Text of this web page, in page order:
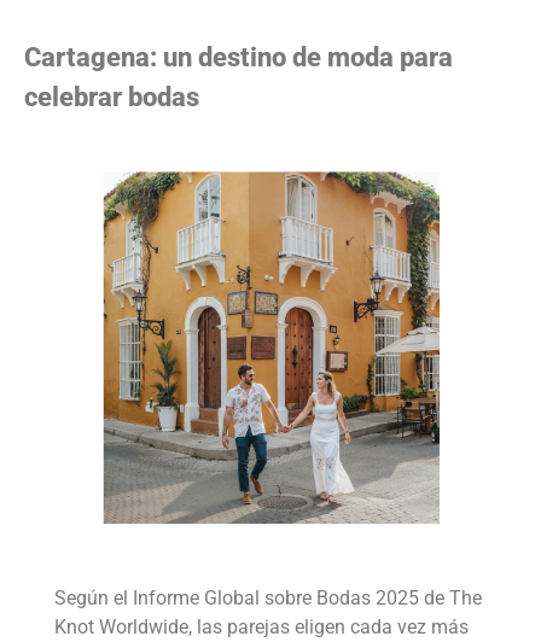
Cartagena: un destino de moda para
celebrar bodas
Según el Informe Global sobre Bodas 2025 de The
Knot Worldwide, las parejas eligen cada vez más